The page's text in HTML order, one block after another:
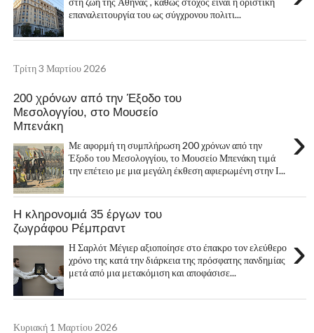
επαναλειτουργία του ως σύγχρονου πολιτι...
Τρίτη 3 Μαρτίου 2026
200 χρόνων από την Έξοδο του
Μεσολογγίου, στο Μουσείο
Μπενάκη
›
Με αφορμή τη συμπλήρωση 200 χρόνων από την
Έξοδο του Μεσολογγίου, το Μουσείο Μπενάκη τιμά
την επέτειο με μια μεγάλη έκθεση αφιερωμένη στην Ι...
Η κληρονομιά 35 έργων του
ζωγράφου Ρέμπραντ
›
Η Σαρλότ Μέγιερ αξιοποίησε στο έπακρο τον ελεύθερο
χρόνο της κατά την διάρκεια της πρόσφατης πανδημίας
μετά από μια μετακόμιση και αποφάσισε...
Κυριακή 1 Μαρτίου 2026